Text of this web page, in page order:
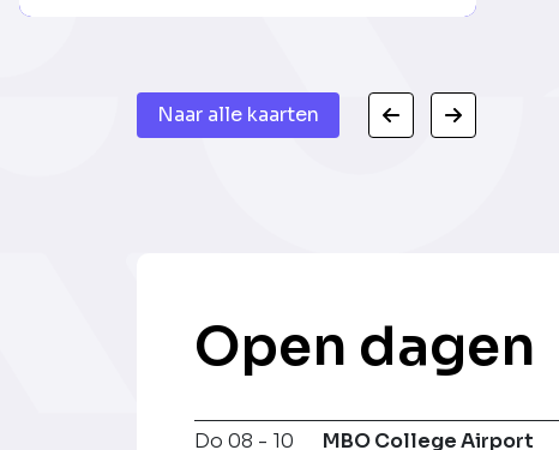
Naar alle kaarten
Open dagen
Do 08 - 10 MBO College Airport